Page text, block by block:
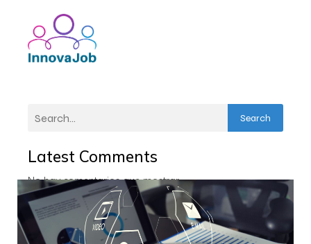
Search
Latest Comments
No hay comentarios que mostrar.